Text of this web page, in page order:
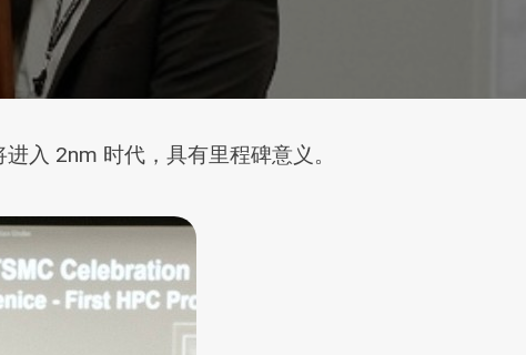
入 2nm 时代，具有里程碑意义。